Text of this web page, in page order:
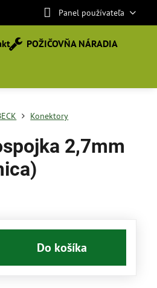
Panel používateľa
POŽIČOVŇA NÁRADIA
Konektory
2,7mm
Do košíka